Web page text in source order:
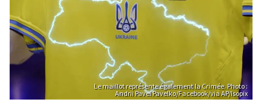
Le maillot représente également la Crimée. Photo :
Andrii Pavel Pavelko/Facebook/via AP/Isopix